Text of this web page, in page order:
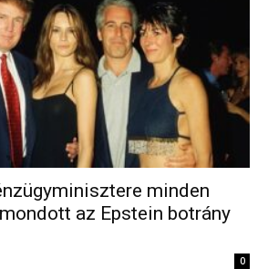
minden
az Epstein botrány
0